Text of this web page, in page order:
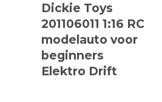
Dickie Toys
201106011 1:16 RC
modelauto voor
beginners
Elektro Drift